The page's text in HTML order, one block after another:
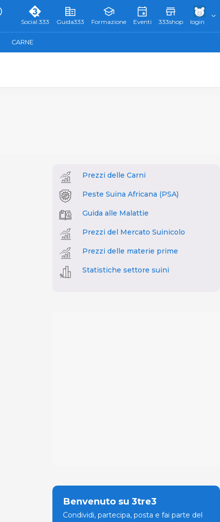
Social 333 Guida333 Formazione Eventi 333shop login
CARNE
Prezzi delle Carni
Peste Suina Africana (PSA)
Guida alle Malattie
Prezzi del Mercato Suinicolo
Prezzi delle materie prime
Statistiche settore suini
Benvenuto su 3tre3
Condividi, partecipa, posta e fai parte del